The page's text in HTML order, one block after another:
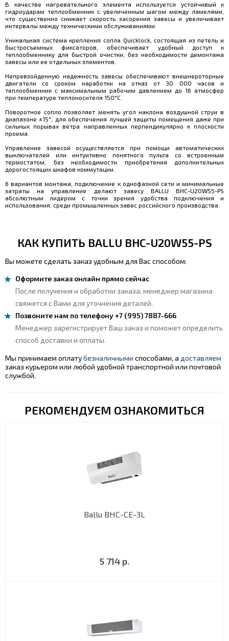
В качестве нагревательного элемента используется устойчивый к
гидроударам теплообменник с увеличенным шагом между ламелями,
что существенно снижает скорость засорения завесы и увеличивает
интервалы между техническими обслуживаниями.
Уникальная система крепления сопла Quicklock, состоящая из петель и
быстросъемных фиксаторов, обеспечивает удобный доступ к
теплообменнику для быстрой очистки, без необходимости демонтажа
завесы или ее отдельных элементов.
Непревзойденную надежность завесы обеспечивают внешнероторные
двигатели со сроком наработки на отказ от 30 000 часов и
теплообменник с максимальным рабочим давлением до 16 атмосфер
при температуре теплоносителя 150°С.
Поворотное сопло позволяет менять угол наклона воздушной струи в
диапазоне ±15°, для обеспечения лучшей защиты помещения даже при
сильных порывах ветра направленных перпендикулярно к плоскости
проема.
Управление завесой осуществляется при помощи автоматических
выключателей или интуитивно понятного пульта со встроенным
термостатом, без необходимости приобретения дополнительных
дорогостоящих шкафов коммутации.
6 вариантов монтажа, подключение к однофазной сети и минимальные
затраты на управление делают завесу BALLU BHC-U20W55-PS
абсолютным лидером с точки зрения удобства подключения и
использования, среди промышленных завес российского производства.
КАК КУПИТЬ BALLU BHC-U20W55-PS
Вы можете сделать заказ удобным для Вас способом:
Оформите заказ онлайн прямо сейчас
После получения и обработки заказа, менеджер магазина
свяжется с Вами для уточнения деталей.
Позвоните нам по телефону +7 (995) 7887-666
Менеджер зарегистрирует Ваш заказ и поможет определить
способ доставки и оплаты.
Мы принимаем оплатубезналичными способами, а доставляем
заказ курьером или любой удобной транспортной или почтовой
службой.
РЕКОМЕНДУЕМ ОЗНАКОМИТЬСЯ
Ballu BHC-CE-3L
5 714 р.